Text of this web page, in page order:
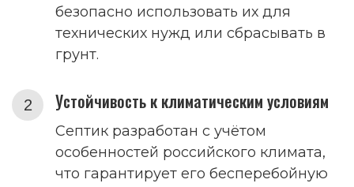
безопасно использовать их для
технических нужд или сбрасывать в
грунт.
Устойчивость к климатическим условиям
Септик разработан с учётом
особенностей российского климата,
что гарантирует его бесперебойную